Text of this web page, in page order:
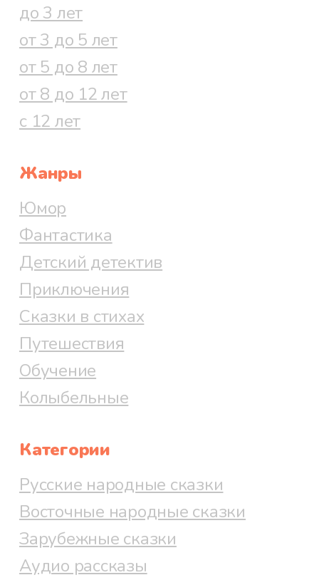
до 3 лет
от 3 до 5 лет
от 5 до 8 лет
от 8 до 12 лет
с 12 лет
Жанры
Юмор
Фантастика
Детский детектив
Приключения
Сказки в стихах
Путешествия
Обучение
Колыбельные
Категории
Русские народные сказки
Восточные народные сказки
Зарубежные сказки
Аудио рассказы